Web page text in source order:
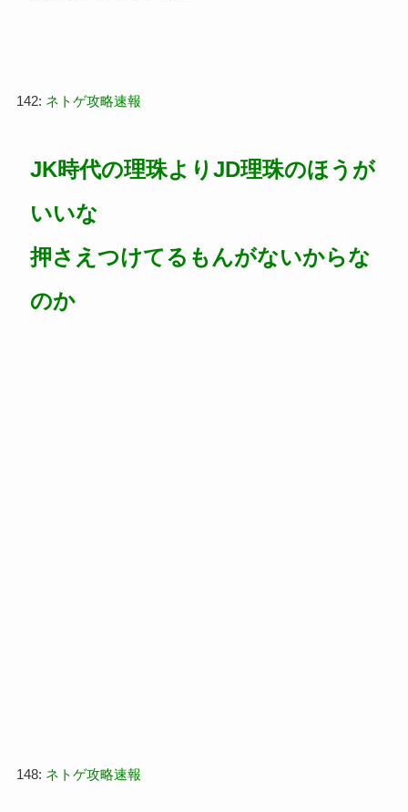
142: ネトゲ攻略速報
JK時代の理珠よりJD理珠のほうが
いいな
押さえつけてるもんがないからな
のか
148: ネトゲ攻略速報